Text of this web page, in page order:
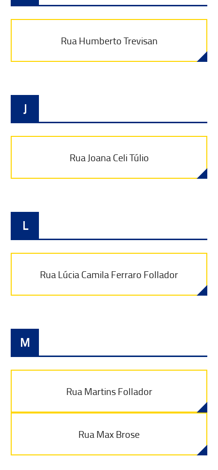
Rua Humberto Trevisan
J
Rua Joana Celi Túlio
L
Rua Lúcia Camila Ferraro Follador
M
Rua Martins Follador
Rua Max Brose